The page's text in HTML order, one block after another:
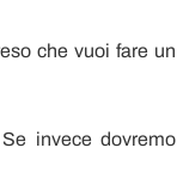
che vuoi fare un
invece dovremo